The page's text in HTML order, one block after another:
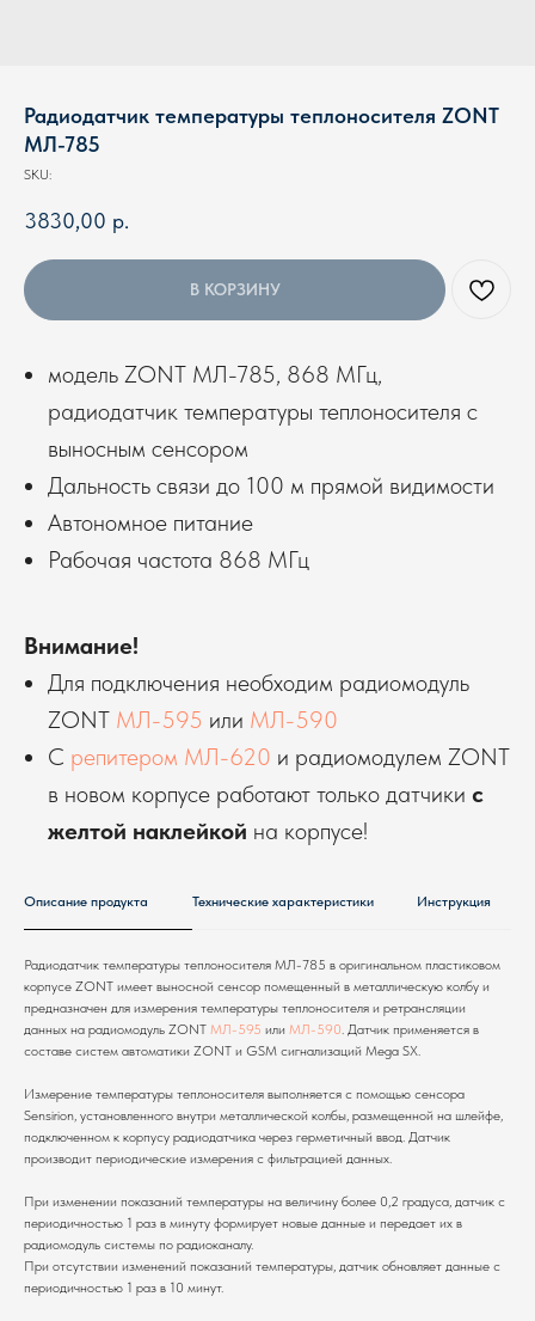
Радиодатчик температуры теплоносителя ZONT
МЛ-785
SKU:
3830,00 р.
В КОРЗИНУ
модель ZONT МЛ-785, 868 МГц,
радиодатчик температуры теплоносителя с
выносным сенсором
Дальность связи до 100 м прямой видимости
Автономное питание
Рабочая частота 868 МГц
Внимание!
Для подключения необходим радиомодуль
ZONT МЛ-595 или МЛ-590
С репитером МЛ-620 и радиомодулем ZONT
в новом корпусе работают только датчики с
желтой наклейкой на корпусе!
Описание продукта Технические характеристики Инструкция
Радиодатчик температуры теплоносителя МЛ-785 в оригинальном пластиковом
корпусе ZONT имеет выносной сенсор помещенный в металлическую колбу и
предназначен для измерения температуры теплоносителя и ретрансляции
данных на радиомодуль ZONT МЛ-595 или МЛ-590. Датчик применяется в
составе систем автоматики ZONT и GSM сигнализаций Mega SX.
Измерение температуры теплоносителя выполняется с помощью сенсора
Sensirion, установленного внутри металлической колбы, размещенной на шлейфе,
подключенном к корпусу радиодатчика через герметичный ввод. Датчик
производит периодические измерения с фильтрацией данных.
При изменении показаний температуры на величину более 0,2 градуса, датчик с
периодичностью 1 раз в минуту формирует новые данные и передает их в
радиомодуль системы по радиоканалу.
При отсутствии изменений показаний температуры, датчик обновляет данные с
периодичностью 1 раз в 10 минут.
ОБОРУДОВАНИЕ ПОД ВАШ
ОБЪЕКТ
Расскажите о вашей задаче - инженер подберет